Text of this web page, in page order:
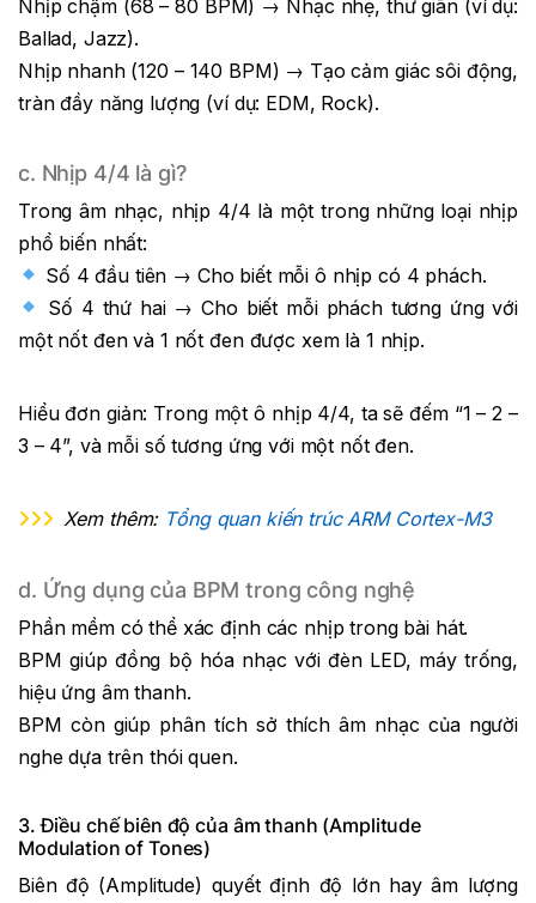
Nhịp chậm (68 – 80 BPM) → Nhạc nhẹ, thư giãn (ví dụ:
Ballad, Jazz).
Nhịp nhanh (120 – 140 BPM) → Tạo cảm giác sôi động,
tràn đầy năng lượng (ví dụ: EDM, Rock).
c. Nhịp 4/4 là gì?
Trong âm nhạc, nhịp 4/4 là một trong những loại nhịp
phổ biến nhất:
Số 4 đầu tiên → Cho biết mỗi ô nhịp có 4 phách.
Số 4 thứ hai → Cho biết mỗi phách tương ứng với
một nốt đen và 1 nốt đen được xem là 1 nhịp.
Hiểu đơn giản: Trong một ô nhịp 4/4, ta sẽ đếm “1 – 2 –
3 – 4”, và mỗi số tương ứng với một nốt đen.
Xem thêm: Tổng quan kiến trúc ARM Cortex-M3
d. Ứng dụng của BPM trong công nghệ
Phần mềm có thể xác định các nhịp trong bài hát.
BPM giúp đồng bộ hóa nhạc với đèn LED, máy trống,
hiệu ứng âm thanh.
BPM còn giúp phân tích sở thích âm nhạc của người
nghe dựa trên thói quen.
3. Điều chế biên độ của âm thanh (Amplitude
Modulation of Tones)
Biên độ (Amplitude) quyết định độ lớn hay âm lượng